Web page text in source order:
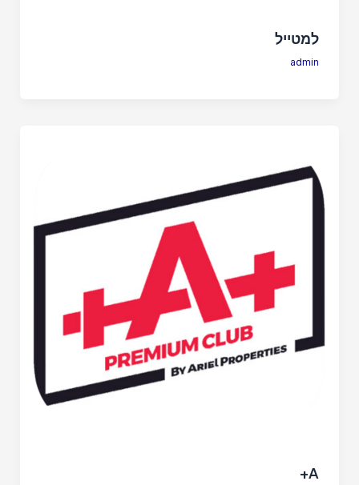
למטייל
admin
A+